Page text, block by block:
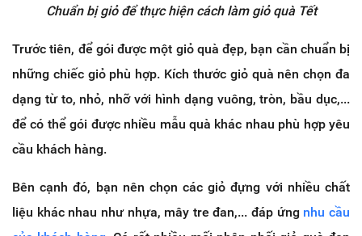
Chuẩn bị giỏ để thực hiện cách làm giỏ quà Tết
Trước tiên, để gói được một giỏ quà đẹp, bạn cần chuẩn bị
những chiếc giỏ phù hợp. Kích thước giỏ quà nên chọn đa
dạng từ to, nhỏ, nhỡ với hình dạng vuông, tròn, bầu dục,...
để có thể gói được nhiều mẫu quà khác nhau phù hợp yêu
cầu khách hàng.
Bên cạnh đó, bạn nên chọn các giỏ đựng với nhiều chất
liệu khác nhau như nhựa, mây tre đan,... đáp ứng nhu cầu